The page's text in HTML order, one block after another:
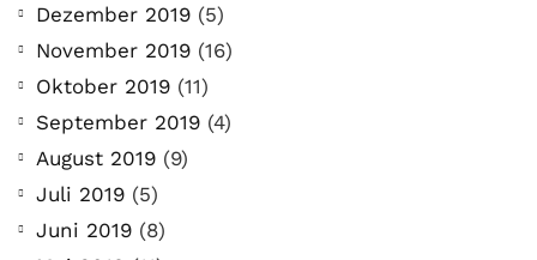
Dezember 2019 (5)
November 2019 (16)
Oktober 2019 (11)
September 2019 (4)
August 2019 (9)
Juli 2019 (5)
Juni 2019 (8)